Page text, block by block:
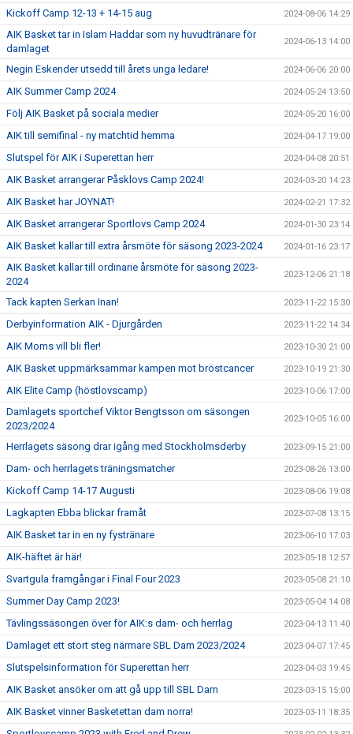
Kickoff Camp 12-13 + 14-15 aug 2024-08-06 14:29
AIK Basket tar in Islam Haddar som ny huvudtränare för
damlaget
2024-06-13 14:00
Negin Eskender utsedd till årets unga ledare! 2024-06-06 20:00
AIK Summer Camp 2024 2024-05-24 13:50
Följ AIK Basket på sociala medier 2024-05-20 16:00
AIK till semifinal - ny matchtid hemma 2024-04-17 19:00
Slutspel för AIK i Superettan herr 2024-04-08 20:51
AIK Basket arrangerar Påsklovs Camp 2024! 2024-03-20 14:23
AIK Basket har JOYNAT! 2024-02-21 17:32
AIK Basket arrangerar Sportlovs Camp 2024 2024-01-30 23:14
AIK Basket kallar till extra årsmöte för säsong 2023-2024 2024-01-16 23:17
AIK Basket kallar till ordinarie årsmöte för säsong 2023-
2024
2023-12-06 21:18
Tack kapten Serkan Inan! 2023-11-22 15:30
Derbyinformation AIK - Djurgården 2023-11-22 14:34
AIK Moms vill bli fler! 2023-10-30 21:00
AIK Basket uppmärksammar kampen mot bröstcancer 2023-10-19 21:30
AIK Elite Camp (höstlovscamp) 2023-10-06 17:00
Damlagets sportchef Viktor Bengtsson om säsongen
2023/2024
2023-10-05 16:00
Herrlagets säsong drar igång med Stockholmsderby 2023-09-15 21:00
Dam- och herrlagets träningsmatcher 2023-08-26 13:00
Kickoff Camp 14-17 Augusti 2023-08-06 19:08
Lagkapten Ebba blickar framåt 2023-07-08 13:15
AIK Basket tar in en ny fystränare 2023-06-10 17:03
AIK-häftet är här! 2023-05-18 12:57
Svartgula framgångar i Final Four 2023 2023-05-08 21:10
Summer Day Camp 2023! 2023-05-04 14:08
Tävlingssäsongen över för AIK:s dam- och herrlag 2023-04-13 11:40
Damlaget ett stort steg närmare SBL Dam 2023/2024 2023-04-07 17:45
Slutspelsinformation för Superettan herr 2023-04-03 19:45
AIK Basket ansöker om att gå upp till SBL Dam 2023-03-15 15:00
AIK Basket vinner Basketettan dam norra! 2023-03-11 18:35